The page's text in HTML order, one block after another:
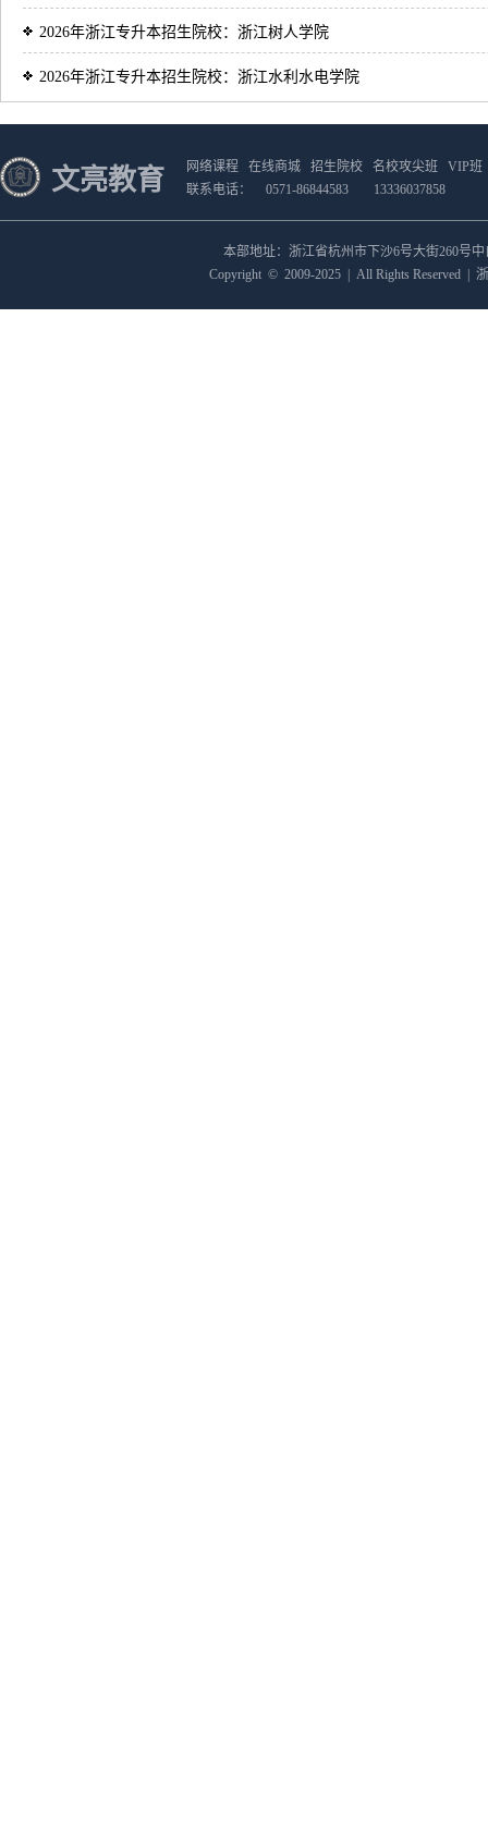
2026年浙江专升本招生院校：浙江树人学院
2026年浙江专升本招生院校：浙江水利水电学院
文亮教育 网络课程 在线商城 招生院校 名校攻尖班
VIP班
联系电话：
0571-86844583 13336037858
本部地址：浙江省杭州市下沙6号大街260号
Copyright © 2009-2025 | All Rights Reserved |